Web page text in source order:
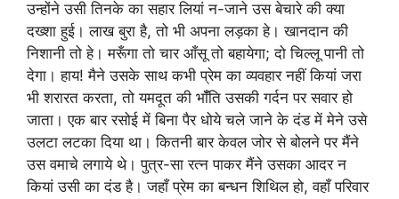
उन्होंने उसी तिनके का सहार लियां न-जाने उस बेचारे की क्या
दख्शा हुई। लाख बुरा है, तो भी अपना लड़का हे। खानदान की
निशानी तो हे। मरूँगा तो चार आँसू तो बहायेगा; दो चिल्लू पानी तो
देगा। हाय! मैने उसके साथ कभी प्रेम का व्यवहार नहीं कियां जरा
भी शरारत करता, तो यमदूत की भॉँति उसकी गर्दन पर सवार हो
जाता। एक बार रसोई में बिना पैर धोये चले जाने के दंड में मेने उसे
उलटा लटका दिया था। कितनी बार केवल जोर से बोलने पर मैंने
उस वमाचे लगाये थे। पुत्र-सा रत्न पाकर मैंने उसका आदर न
कियां उसी का दंड है। जहाँ प्रेम का बन्धन शिथिल हो, वहाँ परिवार